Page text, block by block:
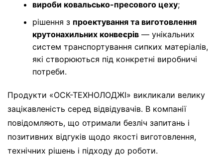
вироби ковальсько-пресового цеху;
рішення з проектування та виготовлення
крутонахильних конвеєрів — унікальних
систем транспортування сипких матеріалів,
які створюються під конкретні виробничі
потреби.
Продукти «ОСК-ТЕХНОЛОДЖІ» викликали велику
зацікавленість серед відвідувачів. В компанії
повідомляють, що отримали безліч запитань і
позитивних відгуків щодо якості виготовлення,
технічних рішень і підходу до роботи.